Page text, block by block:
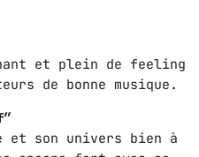
et plein de feeling
de bonne musique.
et son univers bien à